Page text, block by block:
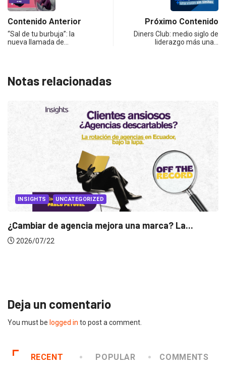
Contenido Anterior
“Sal de tu burbuja”: la
nueva llamada de…
Próximo Contenido
Diners Club: medio siglo de
liderazgo más una…
Notas relacionadas
INSIGHTS
Deja un comentario
You must be logged in to post a comment.
RECENT POPULAR COMMENTS